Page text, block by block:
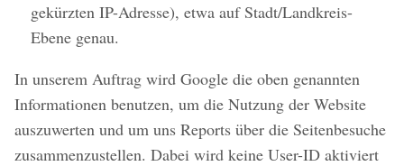
gekürzten IP-Adresse), etwa auf Stadt/Landkreis-
Ebene genau.
In unserem Auftrag wird Google die oben genannten
Informationen benutzen, um die Nutzung der Website
auszuwerten und um uns Reports über die Seitenbesuche
zusammenzustellen. Dabei wird keine User-ID aktiviert